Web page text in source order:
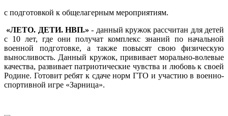
с подготовкой к общелагерным мероприятиям.
«ЛЕТО. ДЕТИ. НВП.» - данный кружок рассчитан для детей
с 10 лет, где они получат комплекс знаний по начальной
военной подготовке, а также повысят свою физическую
выносливость. Данный кружок, прививает морально-волевые
качества, развивает патриотические чувства и любовь к своей
Родине. Готовит ребят к сдаче норм ГТО и участию в военно-
спортивной игре «Зарница».